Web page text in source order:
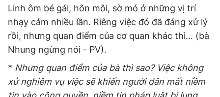
Linh ôm bé gái, hôn môi, sờ mó ở những vị trí
nhạy cảm nhiều lần. Riêng việc đó đã đáng xử lý
rồi, nhưng quan điểm của cơ quan khác thì... (bà
Nhung ngừng nói - PV).
* Nhưng quan điểm của bà thì sao? Việc không
xử nghiêm vụ việc sẽ khiến người dân mất niềm